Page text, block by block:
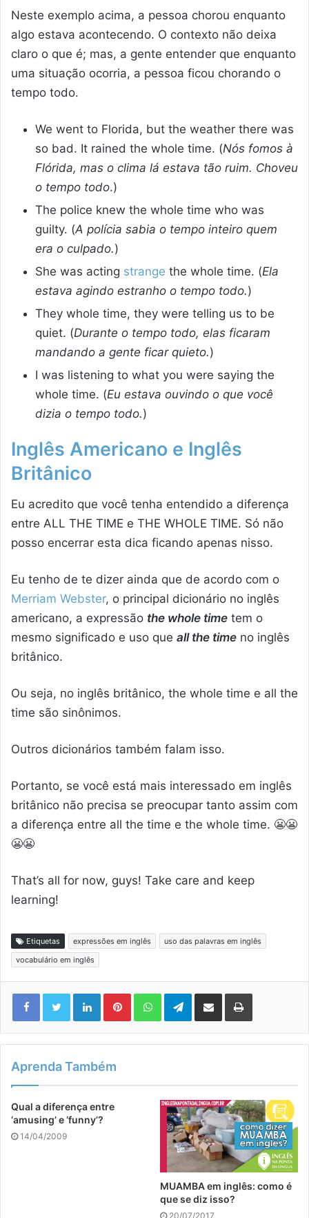
Neste exemplo acima, a pessoa chorou enquanto
algo estava acontecendo. O contexto não deixa
claro o que é; mas, a gente entender que enquanto
uma situação ocorria, a pessoa ficou chorando o
tempo todo.
We went to Florida, but the weather there was
so bad. It rained the whole time. (Nós fomos à
Flórida, mas o clima lá estava tão ruim. Choveu
o tempo todo.)
The police knew the whole time who was
guilty. (A polícia sabia o tempo inteiro quem
era o culpado.)
She was acting strange the whole time. (Ela
estava agindo estranho o tempo todo.)
They whole time, they were telling us to be
quiet. (Durante o tempo todo, elas ficaram
mandando a gente ficar quieto.)
I was listening to what you were saying the
whole time. (Eu estava ouvindo o que você
dizia o tempo todo.)
Inglês Americano e Inglês
Britânico
Eu acredito que você tenha entendido a diferença
entre ALL THE TIME e THE WHOLE TIME. Só não
posso encerrar esta dica ficando apenas nisso.
Eu tenho de te dizer ainda que de acordo com o
Merriam Webster, o principal dicionário no inglês
americano, a expressão the whole time tem o
mesmo significado e uso que all the time no inglês
britânico.
Ou seja, no inglês britânico, the whole time e all the
time são sinônimos.
Outros dicionários também falam isso.
Portanto, se você está mais interessado em inglês
britânico não precisa se preocupar tanto assim com
a diferença entre all the time e the whole time. 😬😬
😬😬
That’s all for now, guys! Take care and keep
learning!
Etiquetas expressões em inglês
uso das palavras em inglês
vocabulário em inglês
LinkedinPinterestWhatsAppTelegram
Compartilhar via e-mail Imprimir
Aprenda Também
Qual a diferença entre
‘amusing’ e ‘funny’?
14/04/2009
MUAMBA em inglês: como é
que se diz isso?
20/07/2017